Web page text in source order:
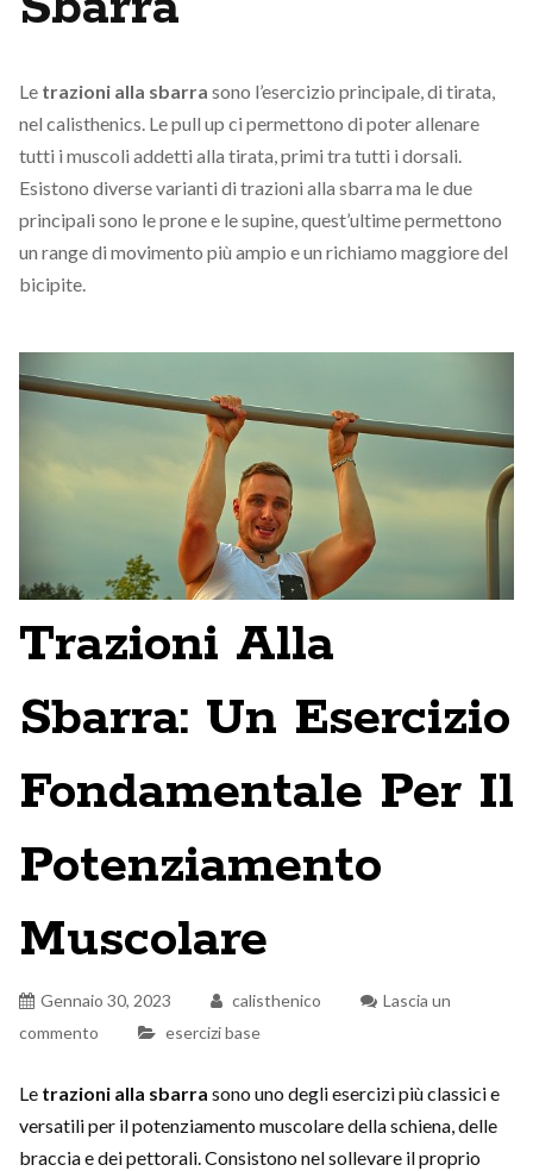
Le trazioni alla sbarra sono l’esercizio principale, di tirata,
nel calisthenics. Le pull up ci permettono di poter allenare
tutti i muscoli addetti alla tirata, primi tra tutti i dorsali.
Esistono diverse varianti di trazioni alla sbarra ma le due
principali sono le prone e le supine, quest’ultime permettono
un range di movimento più ampio e un richiamo maggiore del
bicipite.
Trazioni Alla
Sbarra: Un Esercizio
Fondamentale Per Il
Potenziamento
Muscolare
Gennaio 30, 2023 calisthenico
Lascia un
commento
esercizi base
Le trazioni alla sbarra sono uno degli esercizi più classici e
versatili per il potenziamento muscolare della schiena, delle
braccia e dei pettorali. Consistono nel sollevare il proprio